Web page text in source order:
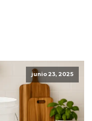
junio 23, 2025